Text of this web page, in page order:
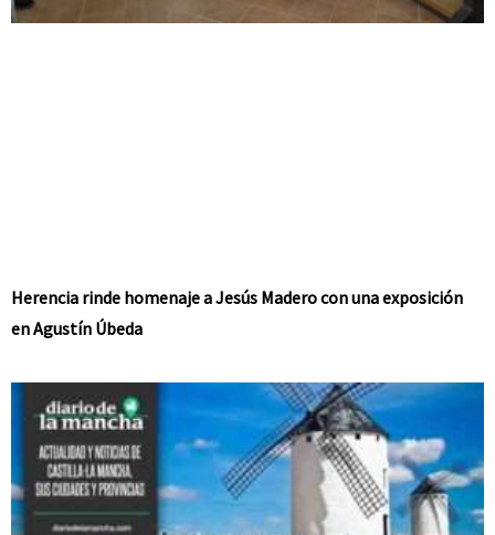
Herencia rinde homenaje a Jesús Madero con una exposición
en Agustín Úbeda